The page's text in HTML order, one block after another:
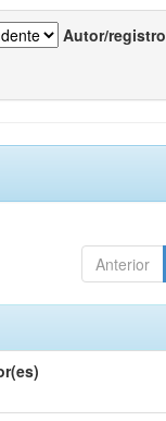
Autor/registro
Anterior